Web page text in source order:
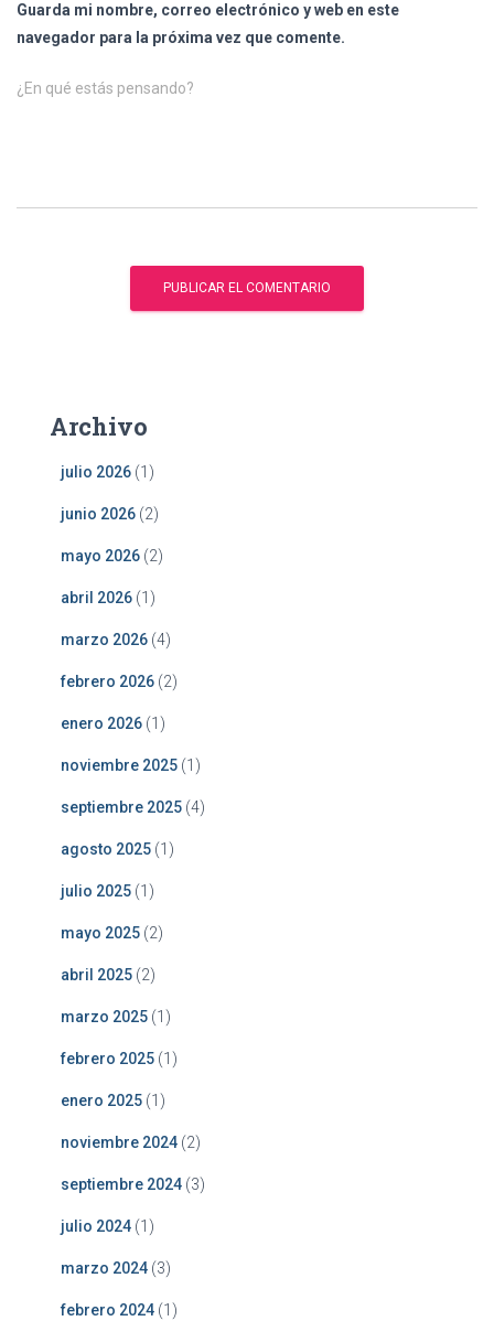
Guarda mi nombre, correo electrónico y web en este
navegador para la próxima vez que comente.
¿En qué estás pensando?
Archivo
julio 2026 (1)
junio 2026 (2)
mayo 2026 (2)
abril 2026 (1)
marzo 2026 (4)
febrero 2026 (2)
enero 2026 (1)
noviembre 2025 (1)
septiembre 2025 (4)
agosto 2025 (1)
julio 2025 (1)
mayo 2025 (2)
abril 2025 (2)
marzo 2025 (1)
febrero 2025 (1)
enero 2025 (1)
noviembre 2024 (2)
septiembre 2024 (3)
julio 2024 (1)
marzo 2024 (3)
febrero 2024 (1)